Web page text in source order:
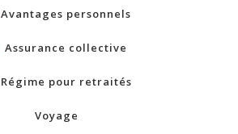
Avantages personnels
Assurance collective
Régime pour retraités
Voyage